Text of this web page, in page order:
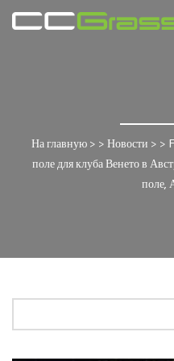
На главную> > Новости > >
поле для клуба Венето в
поле,